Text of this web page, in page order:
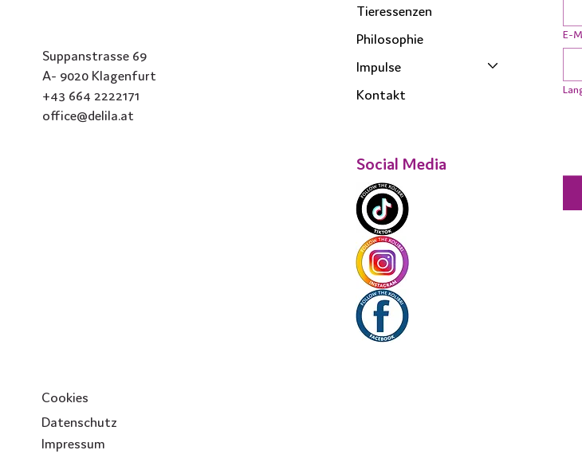
Suppanstrasse 69
A- 9020 Klagenfurt
+43 664 2222171
office@delila.at
Tieressenzen
Philosophie
Impulse
Kontakt
Social Media
E-
Cookies
Datenschutz
Impressum